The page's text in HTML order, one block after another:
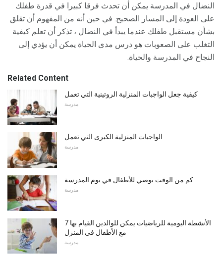
النضال في المدرسة يمكن أن تحدث فرقا كبيرا في قدرة طفلك
على العودة إلى المسار الصحيح. في حين أنه من المفهوم أن تقلق
بشأن مستقبل طفلك عندما يبدأ في النضال ، تذكر أن تعلم كيفية
التغلب على الصعوبات هو درس مدى الحياة يمكن أن يؤدي إلى
النجاح في المدرسة والحياة.
Related Content
كيفية جعل الواجبات المنزلية الروتينية التي تعمل
مدرسة
الواجبات المنزلية الكبرى التي تعمل
مدرسة
كم من الوقت يوصي للأطفال في يوم المدرسة
مدرسة
7 الأنشطة اليومية للرياضيات يمكن للوالدين القيام بها
مع الأطفال في المنزل
مدرسة